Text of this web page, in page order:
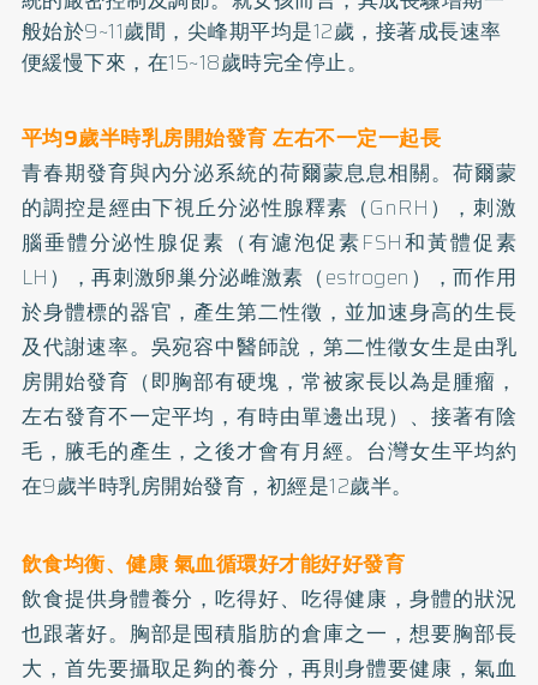
般始於9~11歲間，尖峰期平均是12歲，接著成長速率
便緩慢下來，在15~18歲時完全停止。
平均9歲半時乳房開始發育 左右不一定一起長
青春期發育與內分泌系統的荷爾蒙息息相關。荷爾蒙
的調控是經由下視丘分泌性腺釋素（GnRH），刺激
腦垂體分泌性腺促素（有濾泡促素FSH和黃體促素
LH），再刺激卵巢分泌雌激素（estrogen），而作用
於身體標的器官，產生第二性徵，並加速身高的生長
及代謝速率。吳宛容中醫師說，第二性徵女生是由乳
房開始發育（即胸部有硬塊，常被家長以為是腫瘤，
左右發育不一定平均，有時由單邊出現）、接著有陰
毛，腋毛的產生，之後才會有月經。台灣女生平均約
在9歲半時乳房開始發育，初經是12歲半。
飲食均衡、健康 氣血循環好才能好好發育
飲食提供身體養分，吃得好、吃得健康，身體的狀況
也跟著好。胸部是囤積脂肪的倉庫之一，想要胸部長
大，首先要攝取足夠的養分，再則身體要健康，氣血